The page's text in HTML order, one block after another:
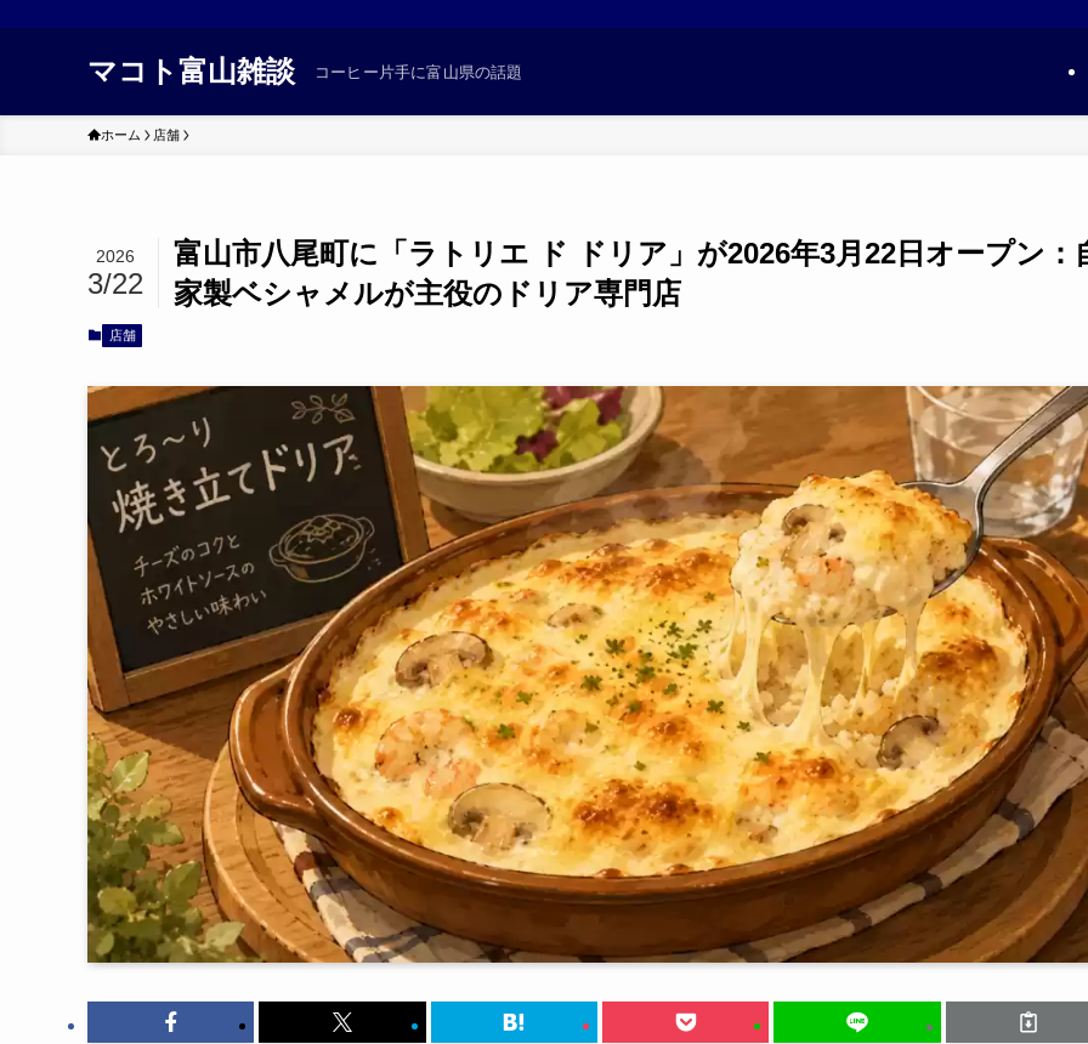
マコト富山雑談 コーヒー片手に富山県の話題
ホーム 店舗
富山市八尾町に「ラトリエ ド ドリア」が2026年3月22日オープン：
家製ベシャメルが主役のドリア専門店
2026
3/22
店舗